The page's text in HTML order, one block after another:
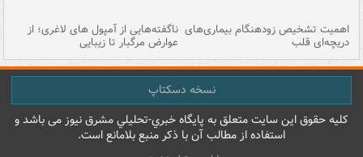
اهمیت تشخیص زودهنگام بیماری‌های
دریچه‌ای قلب
ناگفته‌هایی از آمپول های لاغری؛ از
عوارض مرگبار تا زیبایی
نسخه دسکتاپ
کليه حقوق اين سايت متعلق به پایگاه خبري-تحليلي مشرق نيوز می باشد و
استفاده از مطالب آن با ذکر منبع بلامانع است.